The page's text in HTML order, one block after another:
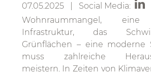
07.05.2025 | Social Media:
Wohnraummangel, eine
Infrastruktur, das
Grünflächen – eine moderne
muss zahlreiche
meistern. In Zeiten von